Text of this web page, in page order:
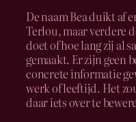
De naam Bea duikt af
Terlou, maar verdere
doet of hoe lang zij al
gemaakt. Er zijn geen
concrete informatie
werk of leeftijd. Het
daar iets over te